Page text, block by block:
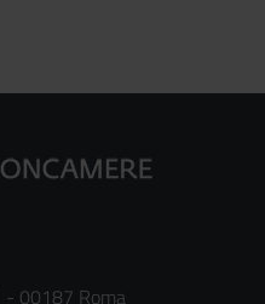
- 00187 Roma